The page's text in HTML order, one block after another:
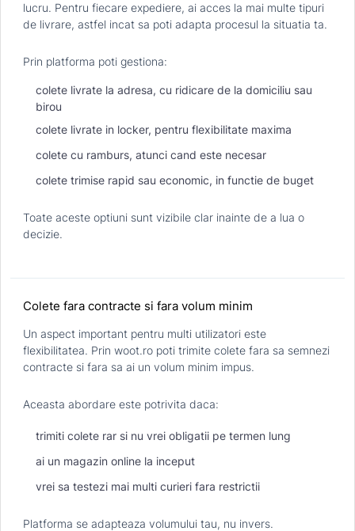
lucru. Pentru fiecare expediere, ai acces la mai multe tipuri
de livrare, astfel incat sa poti adapta procesul la situatia ta.
Prin platforma poti gestiona:
colete livrate la adresa, cu ridicare de la domiciliu sau
birou
colete livrate in locker, pentru flexibilitate maxima
colete cu ramburs, atunci cand este necesar
colete trimise rapid sau economic, in functie de buget
Toate aceste optiuni sunt vizibile clar inainte de a lua o
decizie.
Colete fara contracte si fara volum minim
Un aspect important pentru multi utilizatori este
flexibilitatea. Prin woot.ro poti trimite colete fara sa semnezi
contracte si fara sa ai un volum minim impus.
Aceasta abordare este potrivita daca:
trimiti colete rar si nu vrei obligatii pe termen lung
ai un magazin online la inceput
vrei sa testezi mai multi curieri fara restrictii
Platforma se adapteaza volumului tau, nu invers.